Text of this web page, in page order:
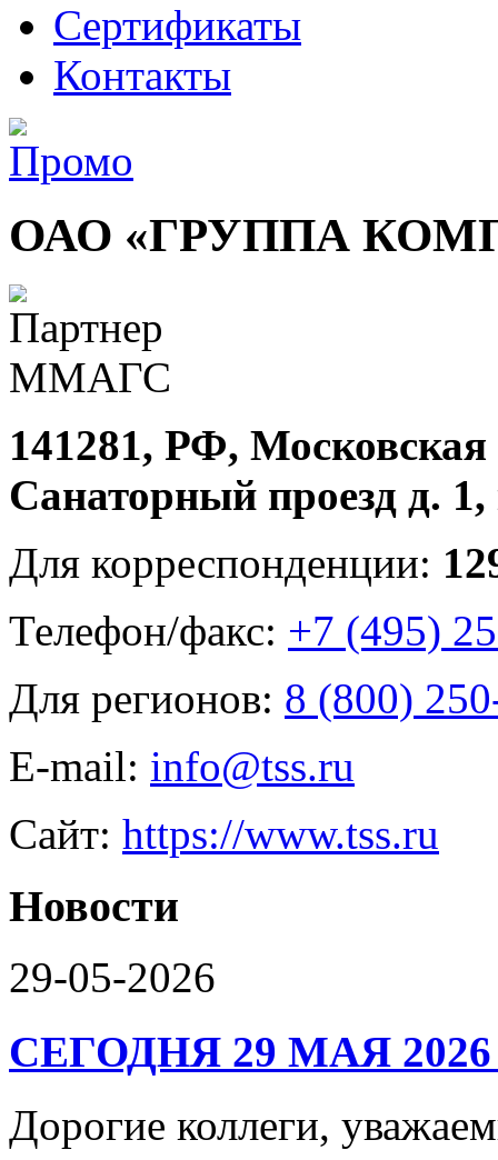
Сертификаты
Контакты
ОАО «ГРУППА
141281, РФ, Московская
Санаторный проезд д.
Для корреспонденции:
Телефон/факс: +7 (495)
Для регионов: 8 (800)
E-mail: info@tss.ru
Сайт: https://www.tss.ru
Новости
29-05-2026
СЕГОДНЯ 29 МАЯ
Дорогие коллеги,